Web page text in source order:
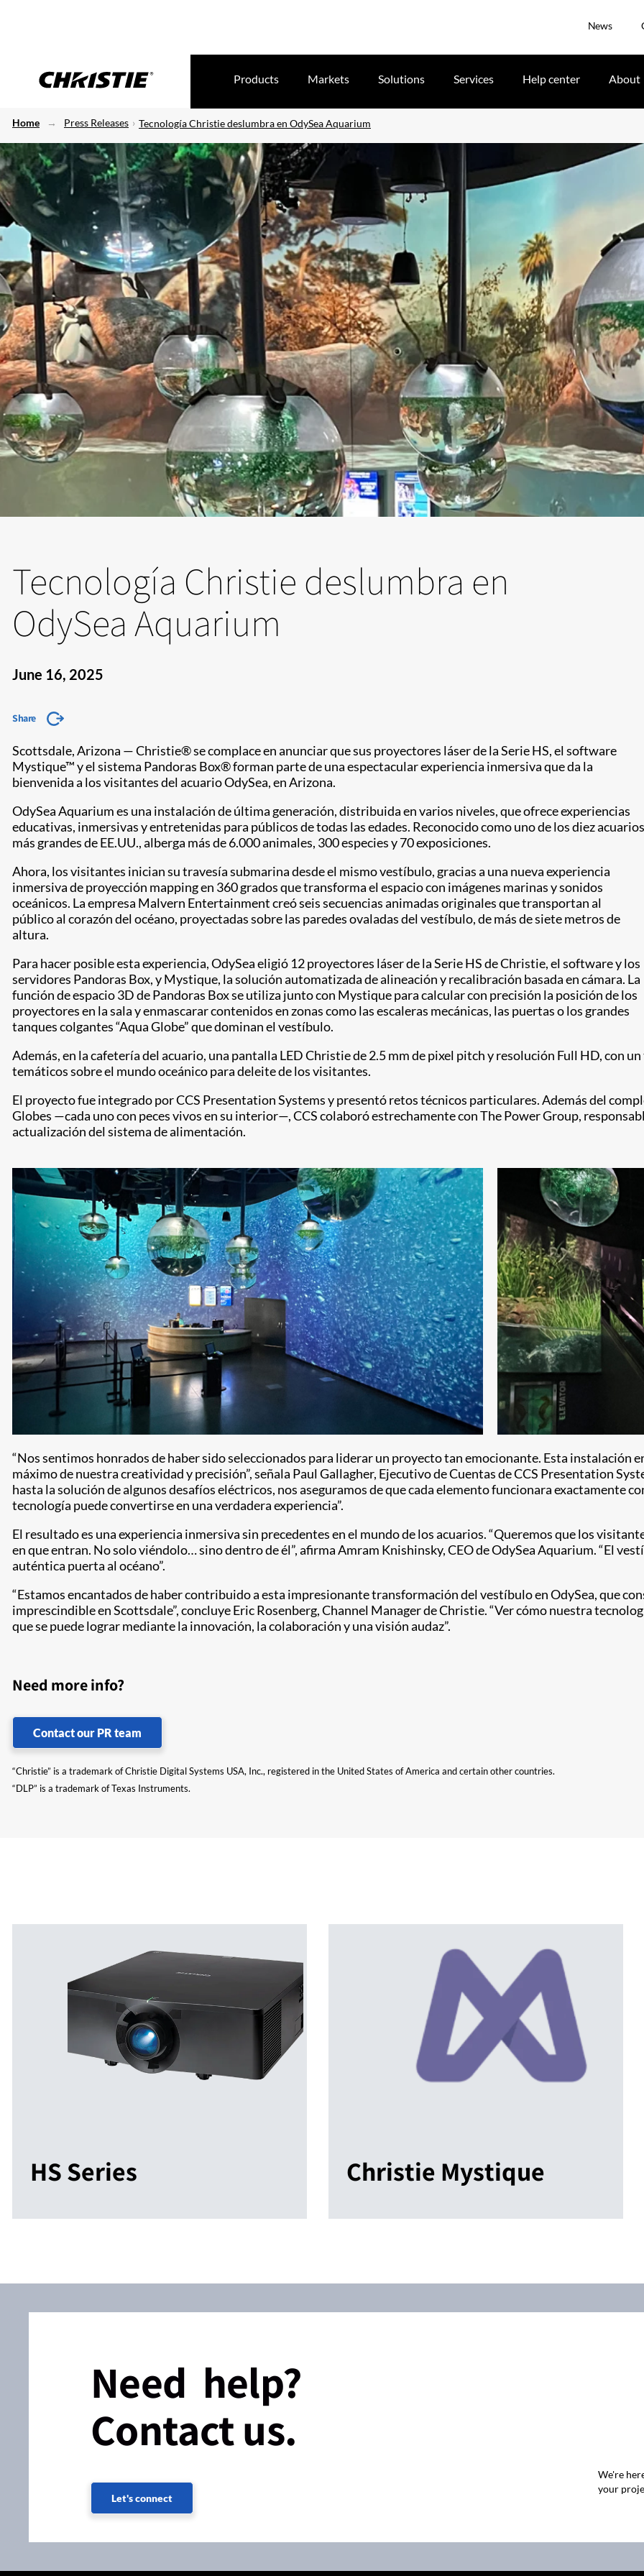
News
Products Markets Solutions Services Help center About
Home Press Releases Tecnología Christie deslumbra en OdySea Aquarium
Tecnología Christie deslumbra en
OdySea Aquarium
June 16, 2025
Share
Scottsdale, Arizona — Christie® se complace en anunciar que sus proyectores láser de la Serie HS, el software
Mystique™ y el sistema Pandoras Box® forman parte de una espectacular experiencia inmersiva que da la
bienvenida a los visitantes del acuario OdySea, en Arizona.
OdySea Aquarium es una instalación de última generación, distribuida en varios niveles, que ofrece experiencias
educativas, inmersivas y entretenidas para públicos de todas las edades. Reconocido como uno de los diez acuarios
más grandes de EE.UU., alberga más de 6.000 animales, 300 especies y 70 exposiciones.
Ahora, los visitantes inician su travesía submarina desde el mismo vestíbulo, gracias a una nueva experiencia
inmersiva de proyección mapping en 360 grados que transforma el espacio con imágenes marinas y sonidos
oceánicos. La empresa Malvern Entertainment creó seis secuencias animadas originales que transportan al
público al corazón del océano, proyectadas sobre las paredes ovaladas del vestíbulo, de más de siete metros de
altura.
Para hacer posible esta experiencia, OdySea eligió 12 proyectores láser de la Serie HS de Christie, el software y los
servidores Pandoras Box, y Mystique, la solución automatizada de alineación y recalibración basada en cámara. La
función de espacio 3D de Pandoras Box se utiliza junto con Mystique para calcular con precisión la posición de los
proyectores en la sala y enmascarar contenidos en zonas como las escaleras mecánicas, las puertas o los grandes
tanques colgantes “Aqua Globe” que dominan el vestíbulo.
Además, en la cafetería del acuario, una pantalla LED Christie de 2.5 mm de pixel pitch y resolución Full HD, con
temáticos sobre el mundo oceánico para deleite de los visitantes.
El proyecto fue integrado por CCS Presentation Systems y presentó retos técnicos particulares. Además del
Globes —cada uno con peces vivos en su interior—, CCS colaboró estrechamente con The Power Group,
actualización del sistema de alimentación.
“Nos sentimos honrados de haber sido seleccionados para liderar un proyecto tan emocionante. Esta instalación
máximo de nuestra creatividad y precisión”, señala Paul Gallagher, Ejecutivo de Cuentas de CCS Presentation
hasta la solución de algunos desafíos eléctricos, nos aseguramos de que cada elemento funcionara exactamente
tecnología puede convertirse en una verdadera experiencia”.
El resultado es una experiencia inmersiva sin precedentes en el mundo de los acuarios. “Queremos que los
en que entran. No solo viéndolo… sino dentro de él”, afirma Amram Knishinsky, CEO de OdySea Aquarium. “El
auténtica puerta al océano”.
“Estamos encantados de haber contribuido a esta impresionante transformación del vestíbulo en OdySea, que
imprescindible en Scottsdale”, concluye Eric Rosenberg, Channel Manager de Christie. “Ver cómo nuestra
que se puede lograr mediante la innovación, la colaboración y una visión audaz”.
Need more info?
Contact our PR team
“Christie” is a trademark of Christie Digital Systems USA, Inc., registered in the United States of America and certain other countries.
“DLP” is a trademark of Texas Instruments.
HS Series Christie Mystique
Need help?
Contact us.
Let's connect
We're
your